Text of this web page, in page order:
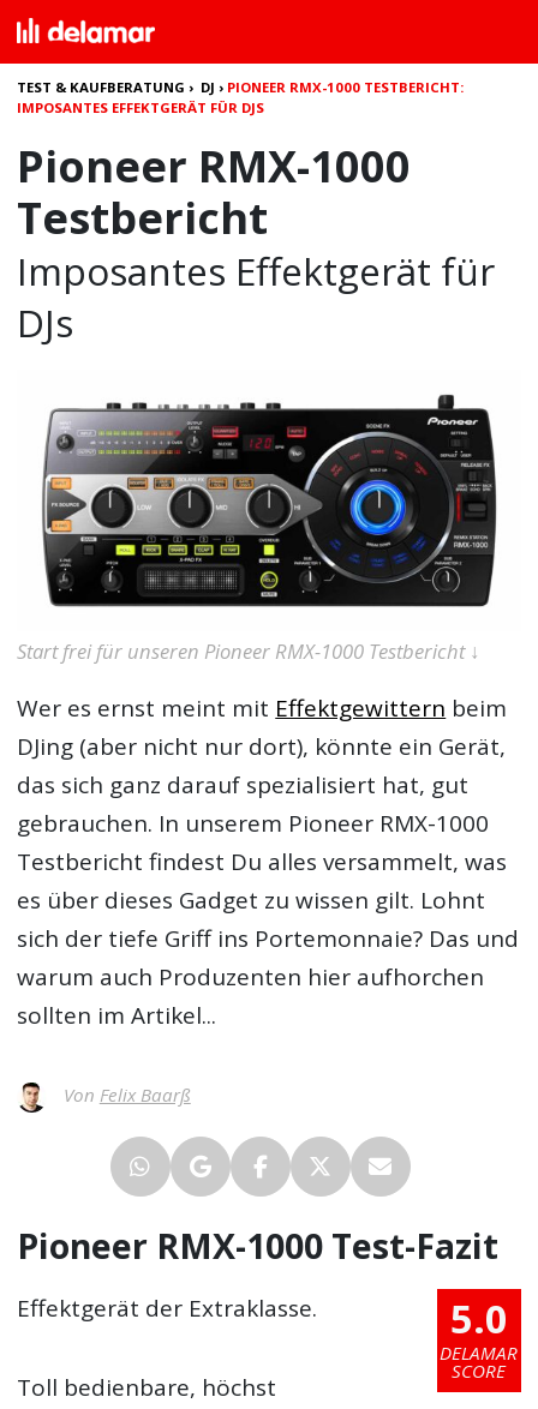
TEST & KAUFBERATUNG › DJ › PIONEER RMX-1000 TESTBERICHT:
IMPOSANTES EFFEKTGERÄT FÜR DJS
Pioneer RMX-1000
Testbericht
Imposantes Effektgerät für
DJs
Start frei für unseren Pioneer RMX-1000 Testbericht ↓
Wer es ernst meint mit Effektgewittern beim
DJing (aber nicht nur dort), könnte ein Gerät,
das sich ganz darauf spezialisiert hat, gut
gebrauchen. In unserem Pioneer RMX-1000
Testbericht findest Du alles versammelt, was
es über dieses Gadget zu wissen gilt. Lohnt
sich der tiefe Griff ins Portemonnaie? Das und
warum auch Produzenten hier aufhorchen
sollten im Artikel...
Von Felix Baarß
Pioneer RMX-1000 Test-Fazit
5.0
DELAMAR
SCORE
Effektgerät der Extraklasse.
Toll bedienbare, höchst